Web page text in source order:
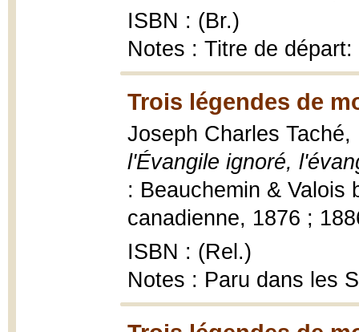
ISBN : (Br.)
Notes : Titre de
Trois légendes de
Joseph Charles Taché,
l'Évangile ignoré,
: Beauchemin & Valois
canadienne, 1876 ;
ISBN : (Rel.)
Notes : Paru dans les